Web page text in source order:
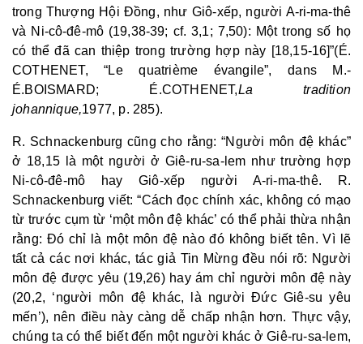
trong Thượng Hội Đồng, như Giô-xếp, người A-ri-ma-thê
và Ni-cô-đê-mô (19,38-39; cf. 3,1; 7,50): Một trong số họ
có thể đã can thiệp trong trường hợp này [18,15-16]”(É.
COTHENET, “Le quatrième évangile”, dans M.-
É.BOISMARD; É.COTHENET,La tradition
johannique,1977, p. 285).
R. Schnackenburg cũng cho rằng: “Người môn đệ khác”
ở 18,15 là một người ở Giê-ru-sa-lem như trường hợp
Ni-cô-đê-mô hay Giô-xếp người A-ri-ma-thê. R.
Schnackenburg viết: “Cách đọc chính xác, không có mạo
từ trước cụm từ ‘một môn đệ khác’ có thể phải thừa nhận
rằng: Đó chỉ là một môn đệ nào đó không biết tên. Vì lẽ
tất cả các nơi khác, tác giả Tin Mừng đều nói rõ: Người
môn đệ được yêu (19,26) hay ám chỉ người môn đệ này
(20,2, ‘người môn đệ khác, là người Đức Giê-su yêu
mến’), nên điều này càng dễ chấp nhận hơn. Thực vậy,
chúng ta có thể biết đến một người khác ở Giê-ru-sa-lem,